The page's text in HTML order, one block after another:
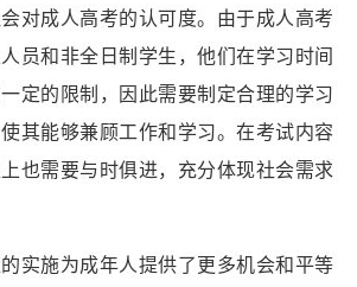
对成人高考的认可度。由于成人高考
员和非全日制学生，他们在学习时间
定的限制，因此需要制定合理的学习
其能够兼顾工作和学习。在考试内容
也需要与时俱进，充分体现社会需求
实施为成年人提供了更多机会和平等